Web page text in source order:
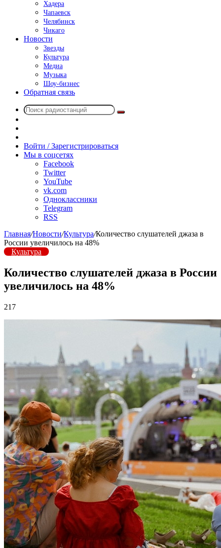
Хадера
Чапаевск
Челябинск
Чикаго
Новости
Звезды
Культура
Медиа
Музыка
Шоу-бизнес
Обратная связь
Поиск
радио
Войти / Зарегистрироваться
Мы в соцсетях
Facebook
Twitter
YouTube
vk.com
Одноклассники
Telegram
RSS
Главная/Новости/Культура/Количество слушателей джаза в
России увеличилось на 48%
Культура
Количество слушателей джаза в России
увеличилось на 48%
217